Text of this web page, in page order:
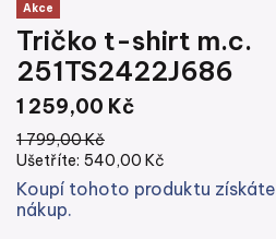
Akce
Tričko t-shirt m.c.
251TS2422J686
1 259,00 Kč
1 799,00 Kč
Ušetříte: 540,00 Kč
Koupí tohoto produktu získáte
nákup.